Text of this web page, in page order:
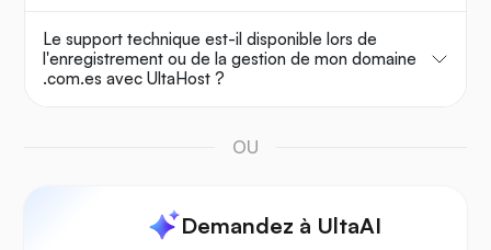
Le support technique est-il disponible lors de
l'enregistrement ou de la gestion de mon domaine
.com.es avec UltaHost ?
OU
Demandez à UltaAI